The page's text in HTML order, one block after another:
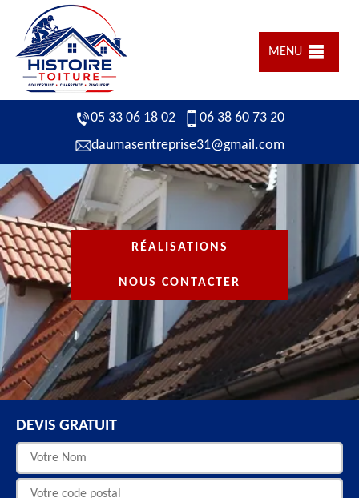
MENU
05 33 06 18 02
06 38 60 73 20
daumasentreprise31@gmail.com
RÉALISATIONS
NOUS CONTACTER
DEVIS GRATUIT